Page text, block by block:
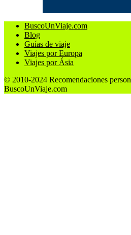
BuscoUnViaje.com
Blog
Guías de viaje
Viajes por Europa
Viajes por Ásia
© 2010-2024 Recomendaciones
BuscoUnViaje.com